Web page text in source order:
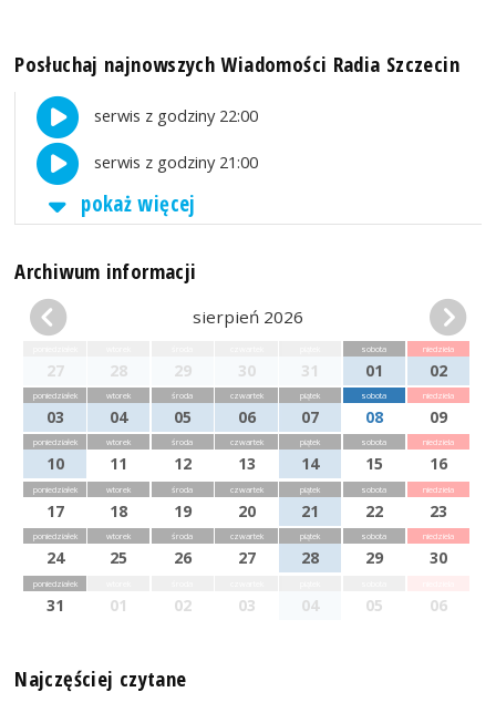
Posłuchaj najnowszych Wiadomości Radia Szczecin
serwis z godziny 22:00
serwis z godziny 21:00
pokaż więcej
Archiwum informacji
sierpień 2026
27 28 29 30 31
sobota
01
niedziela
02
poniedziałek
03
wtorek
04
środa
05
czwartek
06
piątek
07
sobota
08
niedziela
09
poniedziałek
10
wtorek
11
środa
12
czwartek
13
piątek
14
sobota
15
niedziela
16
poniedziałek
17
wtorek
18
środa
19
czwartek
20
piątek
21
sobota
22
niedziela
23
poniedziałek
24
wtorek
25
środa
26
czwartek
27
piątek
28
sobota
29
niedziela
30
poniedziałek
31 01 02 03 04 05 06
Najczęściej czytane